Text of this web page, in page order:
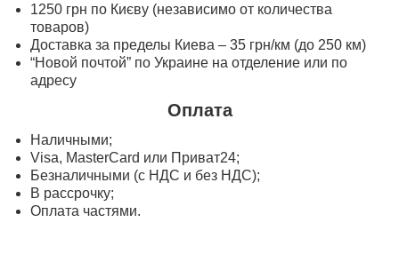
1250 грн по Києву (независимо от количества
товаров)
Доставка за пределы Киева – 35 грн/км (до 250 км)
“Новой почтой” по Украине на отделение или по
адресу
Оплата
Наличными;
Visa, MasterСard или Приват24;
Безналичными (с НДС и без НДС);
В рассрочку;
Оплата частями.